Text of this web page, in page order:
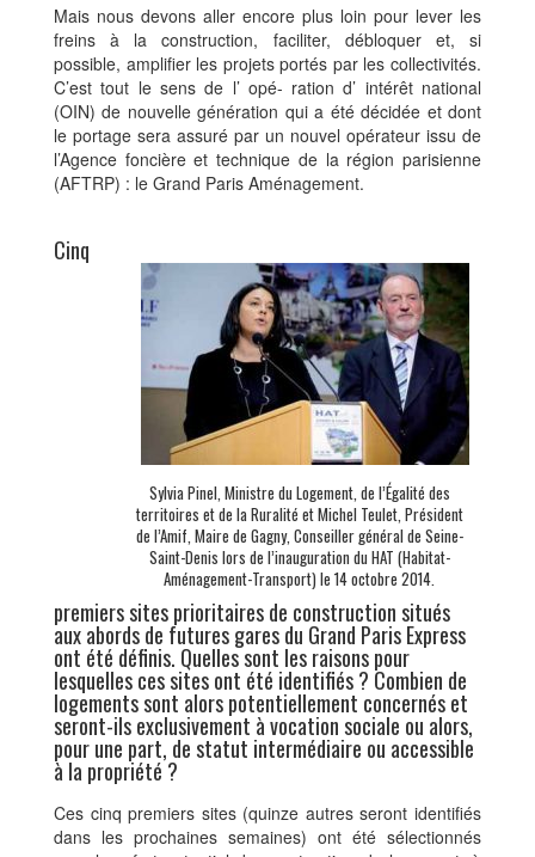
Mais nous devons aller encore plus loin pour lever les
freins à la construction, faciliter, débloquer et, si
possible, amplifier les projets portés par les collectivités.
C’est tout le sens de l’ opé- ration d’ intérêt national
(OIN) de nouvelle génération qui a été décidée et dont
le portage sera assuré par un nouvel opérateur issu de
l’Agence foncière et technique de la région parisienne
(AFTRP) : le Grand Paris Aménagement.
Sylvia Pinel, Ministre du Logement, de l’Égalité des
territoires et de la Ruralité et Michel Teulet, Président
de l’Amif, Maire de Gagny, Conseiller général de Seine-
Saint-Denis lors de l’inauguration du HAT (Habitat-
Aménagement-Transport) le 14 octobre 2014.
Cinq
premiers sites prioritaires de construction situés
aux abords de futures gares du Grand Paris Express
ont été définis. Quelles sont les raisons pour
lesquelles ces sites ont été identifiés ? Combien de
logements sont alors potentiellement concernés et
seront-ils exclusivement à vocation sociale ou alors,
pour une part, de statut intermédiaire ou accessible
à la propriété ?
Ces cinq premiers sites (quinze autres seront identifiés
dans les prochaines semaines) ont été sélectionnés